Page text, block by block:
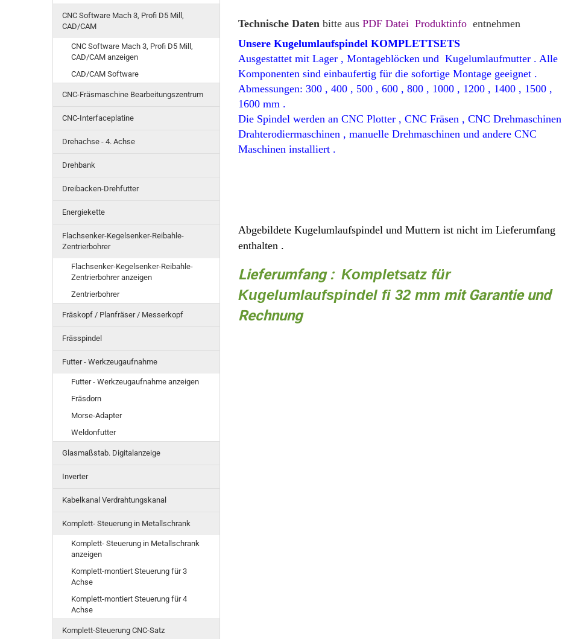
Technische Daten bitte aus PDF Datei Produktinfo entnehmen
Unsere Kugelumlaufspindel KOMPLETTSETS
Ausgestattet mit Lager , Montageblöcken und Kugelumlaufmutter . Alle
Komponenten sind einbaufertig für die sofortigeMontage geeignet .
Abmessungen: 300 , 400 , 500 , 600 , 800 , 1000 , 1200 , 1400 , 1500 ,
1600 mm .
Die Spindelwerden an CNC Plotter , CNC Fräsen , CNC Drehmaschinen
Drahterodiermaschinen , manuelle Drehmaschinen und andere CNC
Maschinen installiert .
Abgebildete Kugelumlaufspindelund Muttern ist nicht imLieferumfang
enthalten .
Lieferumfang : Kompletsatz für
Kugelumlaufspindel fi 32 mmmit Garantie und
Rechnung
CNC Software Mach 3, Profi D5 Mill,
CAD/CAM
CNC Software Mach 3, Profi D5 Mill,
CAD/CAM anzeigen
CAD/CAM Software
CNC-Fräsmaschine Bearbeitungszentrum
CNC-Interfaceplatine
Drehachse - 4. Achse
Drehbank
Dreibacken-Drehfutter
Energiekette
Flachsenker-Kegelsenker-Reibahle-
Zentrierbohrer
Flachsenker-Kegelsenker-Reibahle-
Zentrierbohrer anzeigen
Zentrierbohrer
Fräskopf / Planfräser / Messerkopf
Frässpindel
Futter - Werkzeugaufnahme
Futter - Werkzeugaufnahme anzeigen
Fräsdorn
Morse-Adapter
Weldonfutter
Glasmaßstab. Digitalanzeige
Inverter
Kabelkanal Verdrahtungskanal
Komplett- Steuerung in Metallschrank
Komplett- Steuerung in Metallschrank
anzeigen
Komplett-montiert Steuerung für 3
Achse
Komplett-montiert Steuerung für 4
Achse
Komplett-Steuerung CNC-Satz